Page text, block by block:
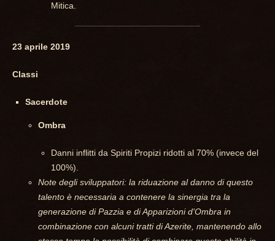
Mitica.
23 aprile 2019
Classi
Sacerdote
Ombra
Danni inflitti da Spiriti Propizi ridotti al 70% (invece del
100%).
Note degli sviluppatori: la riduazione al danno di questo
talento è necessaria a contenere la sinergia tra la
generazione di Pazzia e di Apparizioni d'Ombra in
combinazione con alcuni tratti di Azerite, mantenendo allo